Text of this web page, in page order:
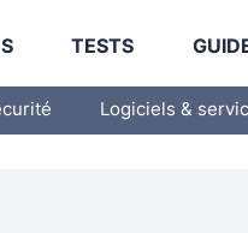
TESTS
Logiciels &